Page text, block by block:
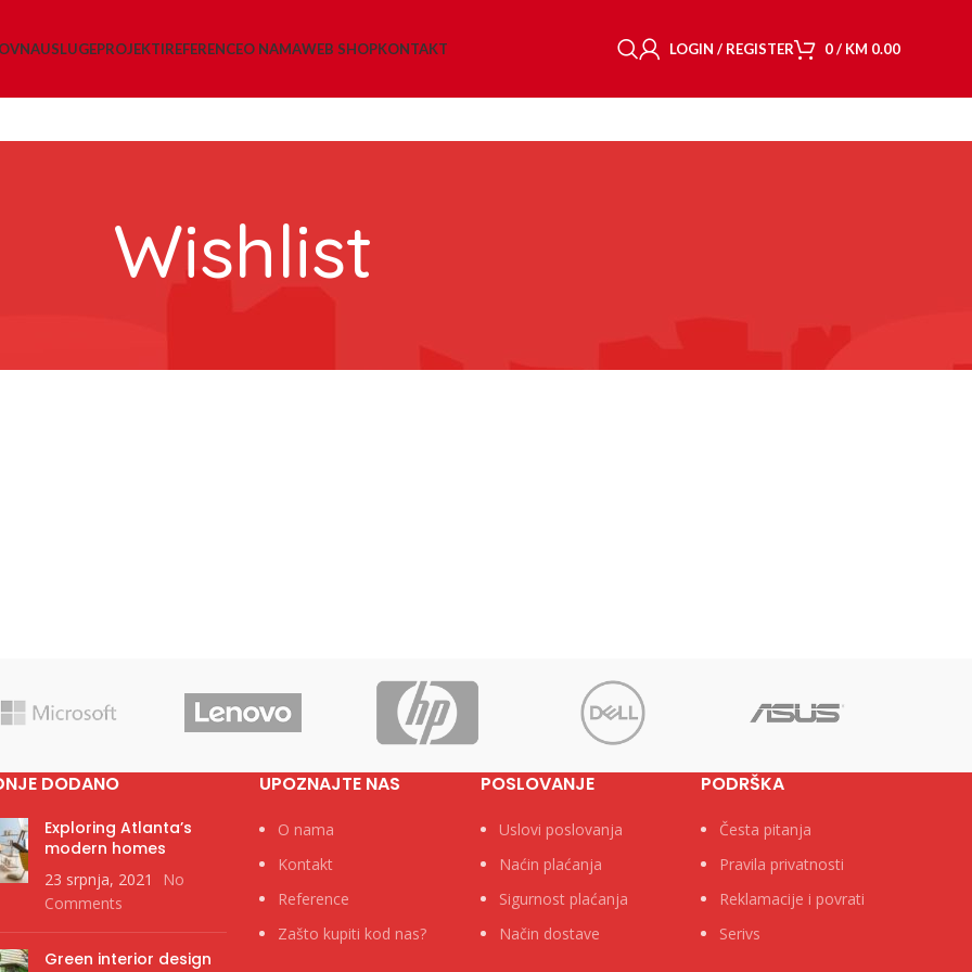
USLUGEPROJEKTIREFERENCEO NAMAWEB SHOPKONTAKT LOGIN / REGISTER 0/ KM 0.00
Wishlist
DODANO
Exploring Atlanta’s
modern homes
23 srpnja, 2021
No
Comments
Green interior design
UPOZNAJTE NAS
O nama
Kontakt
Reference
Zašto kupiti kod nas?
POSLOVANJE
Uslovi poslovanja
Naćin plaćanja
Sigurnost plaćanja
Način dostave
PODRŠKA
Česta pitanja
Pravila privatnosti
Reklamacije i povrati
Serivs